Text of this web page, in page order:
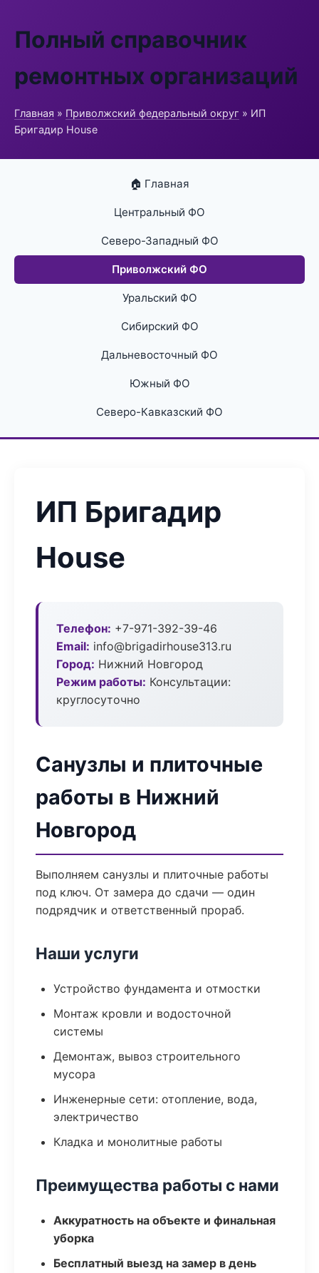
Полный справочник
ремонтных организаций
Главная » Приволжский федеральный округ » ИП
Бригадир House
🏠 Главная
Центральный ФО
Северо-Западный ФО
Приволжский ФО
Уральский ФО
Сибирский ФО
Дальневосточный ФО
Южный ФО
Северо-Кавказский ФО
ИП Бригадир
House
Телефон: +7-971-392-39-46
Email: info@brigadirhouse313.ru
Город: Нижний Новгород
Режим работы: Консультации:
круглосуточно
Санузлы и плиточные
работы в Нижний
Новгород
Выполняем санузлы и плиточные работы
под ключ. От замера до сдачи — один
подрядчик и ответственный прораб.
Наши услуги
Устройство фундамента и отмостки
Монтаж кровли и водосточной
системы
Демонтаж, вывоз строительного
мусора
Инженерные сети: отопление, вода,
электричество
Кладка и монолитные работы
Преимущества работы с нами
Аккуратность на объекте и финальная
уборка
Бесплатный выезд на замер в день